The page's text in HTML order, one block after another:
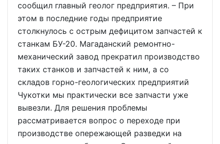
сообщил главный геолог предприятия. – При
этом в последние годы предприятие
столкнулось с острым дефицитом запчастей к
станкам БУ-20. Магаданский ремонтно-
механический завод прекратил производство
таких станков и запчастей к ним, а со
складов горно-геологических предприятий
Чукотки мы практически все запчасти уже
вывезли. Для решения проблемы
рассматривается вопрос о переходе при
производстве опережающей разведки на